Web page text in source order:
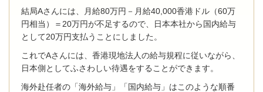
結局Aさんには、月給80万円－月給40,000香港ドル（60万
円相当）＝20万円が不足するので、日本本社から国内給与
として20万円支払うことにしました。
これでAさんには、香港現地法人の給与規程に従いながら、
日本側としてふさわしい待遇をすることができます。
海外赴任者の「海外給与」「国内給与」はこのような順番